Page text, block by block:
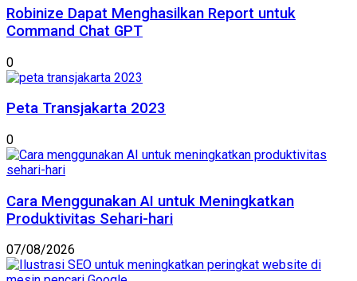
Robinize Dapat Menghasilkan Report untuk
Command Chat GPT
0
Peta Transjakarta 2023
0
Cara Menggunakan AI untuk Meningkatkan
Produktivitas Sehari-hari
07/08/2026